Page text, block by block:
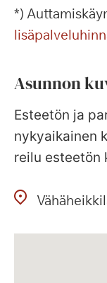
*)
Asunnon
Esteetön ja
nykyaikainen
reilu esteetön